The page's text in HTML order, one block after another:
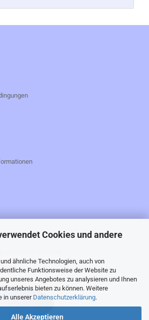
Cookies und andere
ähnliche Technologien, auch von
Funktionsweise der Website zu
unseres Angebotes zu analysieren und Ihnen
bieten zu können. Weitere
in unserer Datenschutzerklärung.
Alle Akzeptieren
widerrufen möchten,